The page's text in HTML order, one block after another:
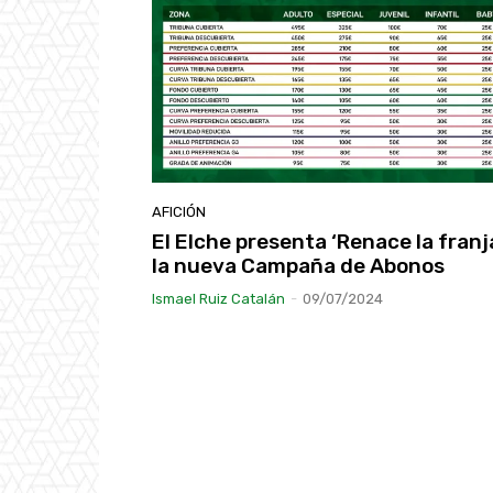
AFICIÓN
El Elche presenta ‘Renace la
la nueva Campaña de Abonos
Ismael Ruiz Catalán - 09/07/2024